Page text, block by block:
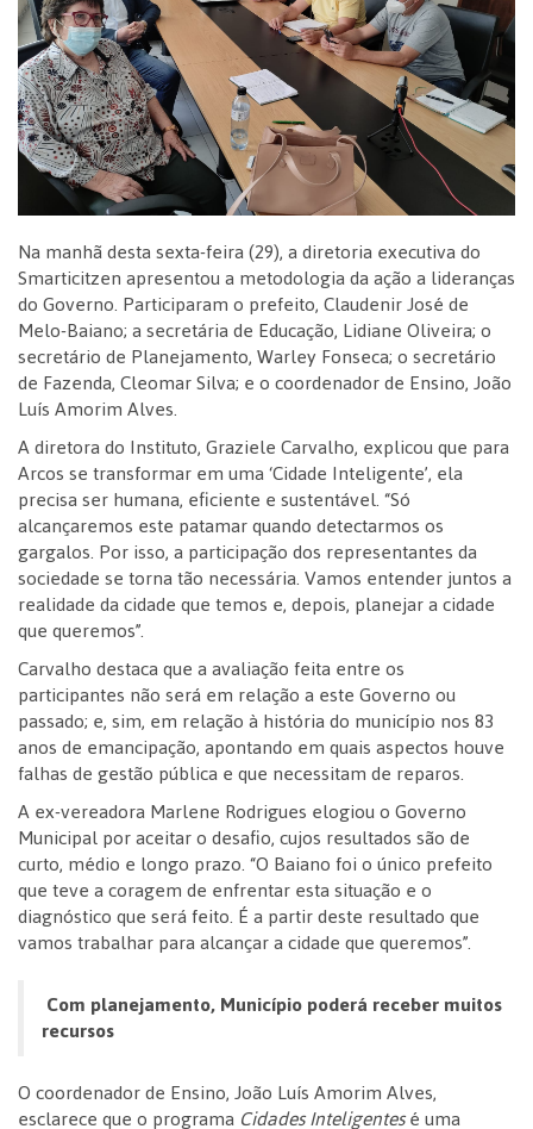
Na manhã desta sexta-feira (29), a diretoria executiva do
Smarticitzen apresentou a metodologia da ação a lideranças
do Governo. Participaram o prefeito, Claudenir José de
Melo-Baiano; a secretária de Educação, Lidiane Oliveira; o
secretário de Planejamento, Warley Fonseca; o secretário
de Fazenda, Cleomar Silva; e o coordenador de Ensino, João
Luís Amorim Alves.
A diretora do Instituto, Graziele Carvalho, explicou que para
Arcos se transformar em uma ‘Cidade Inteligente’, ela
precisa ser humana, eficiente e sustentável. “Só
alcançaremos este patamar quando detectarmos os
gargalos. Por isso, a participação dos representantes da
sociedade se torna tão necessária. Vamos entender juntos a
realidade da cidade que temos e, depois, planejar a cidade
que queremos”.
Carvalho destaca que a avaliação feita entre os
participantes não será em relação a este Governo ou
passado; e, sim, em relação à história do município nos 83
anos de emancipação, apontando em quais aspectos houve
falhas de gestão pública e que necessitam de reparos.
A ex-vereadora Marlene Rodrigues elogiou o Governo
Municipal por aceitar o desafio, cujos resultados são de
curto, médio e longo prazo. “O Baiano foi o único prefeito
que teve a coragem de enfrentar esta situação e o
diagnóstico que será feito. É a partir deste resultado que
vamos trabalhar para alcançar a cidade que queremos”.
Com planejamento, Município poderá receber muitos
recursos
O coordenador de Ensino, João Luís Amorim Alves,
esclarece que o programaCidades Inteligentesé uma